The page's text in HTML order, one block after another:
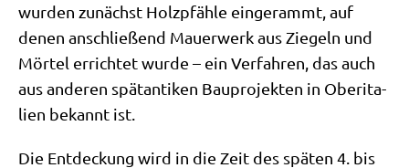
wur­den zunächst Holz­pfäh­le ein­ge­rammt, auf
denen anschlie­ßend Mau­er­werk aus Zie­geln und
Mör­tel errich­tet wur­de – ein Ver­fah­ren, das auch
aus ande­ren spät­an­ti­ken Bau­pro­jek­ten in Ober­ita­
li­en bekannt ist.
Die Ent­deckung wird in die Zeit des spä­ten 4. bis